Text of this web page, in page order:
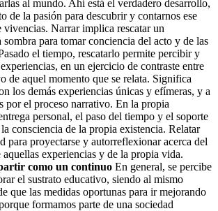
al mundo. Ahí está el verdadero desarrollo,
de la pasión para descubrir y contarnos ese
Narrar implica rescatar un
para tomar conciencia del acto y de las
el tiempo, rescatarlo permite percibir y
en un ejercicio de contraste entre
de aquel momento que se relata. Significa
los demás experiencias únicas y efímeras, y a
por el proceso narrativo. En la propia
personal, el paso del tiempo y el soporte
consciencia de la propia existencia. Relatar
para proyectarse y autorreflexionar acerca del
aquellas experiencias y de la propia vida.
como un continuo En general, se percibe
el sustrato educativo, siendo al mismo
que las medidas oportunas para ir mejorando
formamos parte de una sociedad